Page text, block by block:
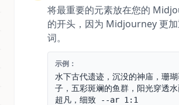
将最重要的元素放在您的
的开头，因为 Midjourney 更
词。
示例：
水下古代遗迹，沉没的神庙，珊
子，五彩斑斓的鱼群，阳光穿透水
超凡，细致 --ar 1:1